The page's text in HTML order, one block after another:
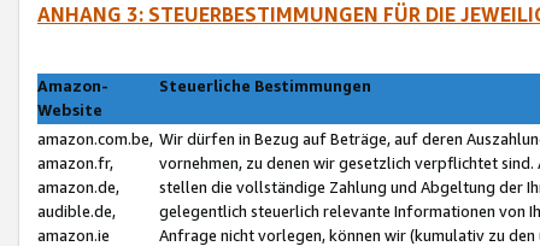
ANHANG 3: STEUERBESTIMMUNGEN FÜR DIE
Amazon-
Website
Steuerliche Bestimmungen
amazon.com.be,
amazon.fr,
amazon.de,
audible.de,
amazon.ie
Wir dürfen in Bezug auf Beträge, auf deren
vornehmen, zu denen wir gesetzlich verpflichtet
stellen die vollständige Zahlung und Abgeltung der
gelegentlich steuerlich relevante Informationen von
Anfrage nicht vorlegen, können wir (kumulativ zu